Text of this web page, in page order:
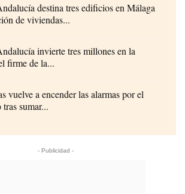
destina tres edificios en Málaga
de viviendas...
invierte tres millones en la
firme de la...
vuelve a encender las alarmas por el
sumar...
- Publicidad -